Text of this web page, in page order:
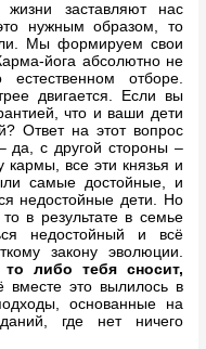
заставляют нас
нужным образом, то
Мы формируем свои
йога абсолютно не
отборе.
двигается. Если вы
что и ваши дети
Ответ на этот вопрос
да, с другой стороны –
кармы, все эти князья и
самые достойные, и
недостойные дети. Но
то в результате в семье
недостойный и всё
закону эволюции.
либо тебя сносит,
вместе это вылилось в
основанные на
где нет ничего